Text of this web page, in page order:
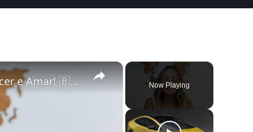
Now Playing
×
5 Destinos Baratos no Brasil Para Conhecer e Amar! 🇧🇷✨